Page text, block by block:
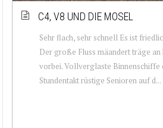
C4, V8 UND DIE MOSEL
Sehr flach, sehr schnell Es ist
Der große Fluss mäandert träge
vorbei. Vollverglaste Binnenschiffe
Stundentakt rüstige Senioren auf d...